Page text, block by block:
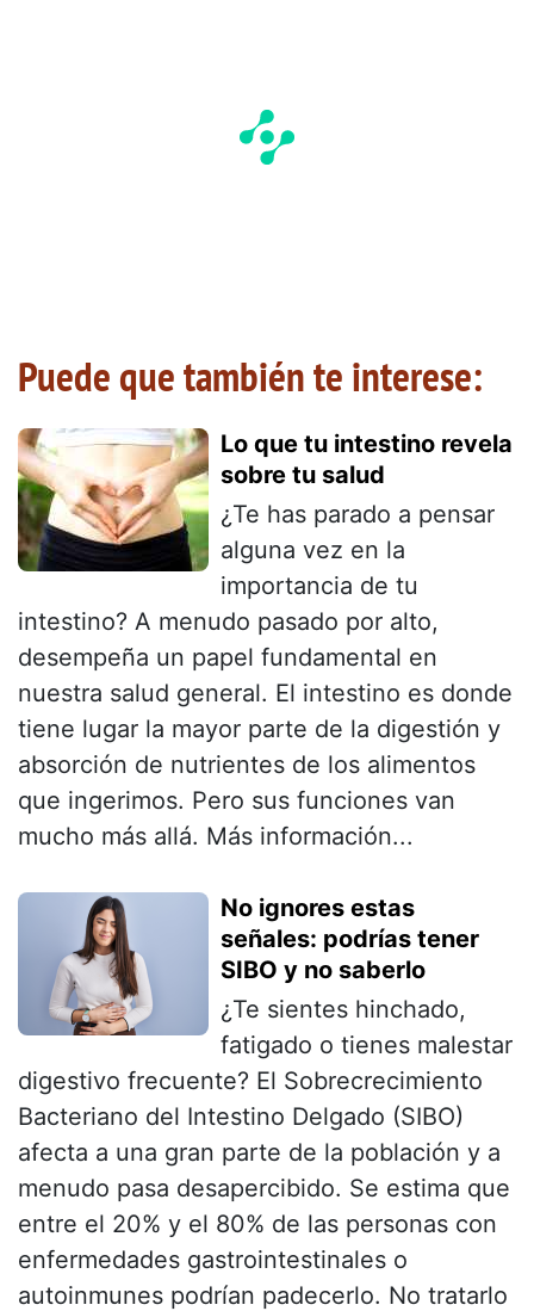
Puede que también te interese:
Lo que tu intestino revela
sobre tu salud
¿Te has parado a pensar
alguna vez en la
importancia de tu
intestino? A menudo pasado por alto,
desempeña un papel fundamental en
nuestra salud general. El intestino es donde
tiene lugar la mayor parte de la digestión y
absorción de nutrientes de los alimentos
que ingerimos. Pero sus funciones van
mucho más allá. Más información...
No ignores estas
señales: podrías tener
SIBO y no saberlo
¿Te sientes hinchado,
fatigado o tienes malestar
digestivo frecuente? El Sobrecrecimiento
Bacteriano del Intestino Delgado (SIBO)
afecta a una gran parte de la población y a
menudo pasa desapercibido. Se estima que
entre el 20% y el 80% de las personas con
enfermedades gastrointestinales o
autoinmunes podrían padecerlo. No tratarlo